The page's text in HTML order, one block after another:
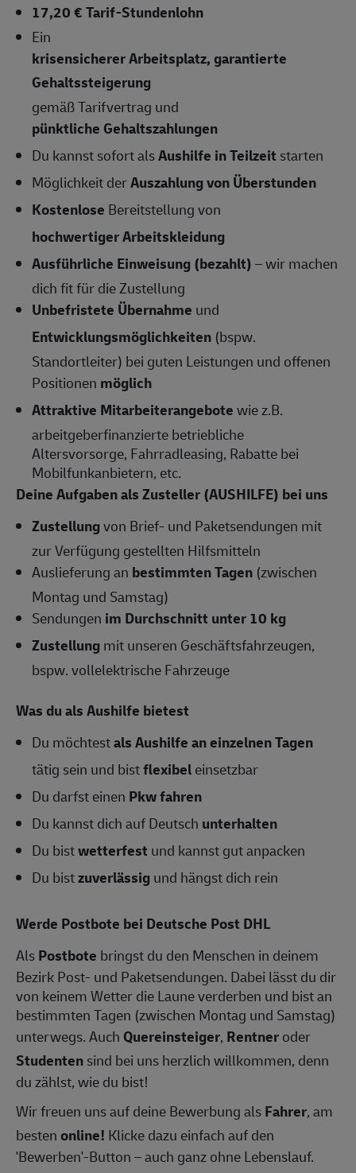
17,20 € Tarif-Stundenlohn
Ein
krisensicherer Arbeitsplatz, garantierte
Gehaltssteigerung
gemäß Tarifvertrag und
pünktliche Gehaltszahlungen
Du kannst sofort alsAushilfe in Teilzeit starten
Möglichkeit derAuszahlung von Überstunden
Kostenlose Bereitstellung von
hochwertiger Arbeitskleidung
Ausführliche Einweisung (bezahlt)– wir machen
dich fit für die Zustellung
Unbefristete Übernahme und
Entwicklungsmöglichkeiten (bspw.
Standortleiter) bei guten Leistungen und offenen
Positionen möglich
Attraktive Mitarbeiterangebotewie z.B.
arbeitgeberfinanzierte betriebliche
Altersvorsorge, Fahrradleasing, Rabatte bei
Mobilfunkanbietern, etc.
Deine Aufgaben als Zusteller (AUSHILFE) bei uns
Zustellungvon Brief- und Paketsendungen mit
zur Verfügung gestellten Hilfsmitteln
Auslieferung an bestimmten Tagen (zwischen
Montag und Samstag)
Sendungen im Durchschnitt unter 10 kg
Zustellungmit unseren Geschäftsfahrzeugen,
bspw. vollelektrische Fahrzeuge
Was du als Aushilfe bietest
Du möchtestals Aushilfe an einzelnen Tagen
tätig sein und bistflexibeleinsetzbar
Du darfst einen Pkw fahren
Du kannst dich auf Deutsch unterhalten
Du bistwetterfest und kannst gut anpacken
Du bistzuverlässigund hängst dich rein
Werde Postbote bei Deutsche Post DHL
AlsPostbote bringst du den Menschen in deinem
Bezirk Post- und Paketsendungen. Dabei lässt du dir
von keinem Wetter die Laune verderben und bist an
bestimmten Tagen (zwischen Montag und Samstag)
unterwegs. Auch Quereinsteiger, Rentneroder
Studentensind bei uns herzlich willkommen, denn
du zählst, wie du bist!
Wir freuen uns auf deine Bewerbung alsFahrer, am
bestenonline! Klicke dazu einfach auf den
'Bewerben'-Button – auch ganz ohne Lebenslauf.